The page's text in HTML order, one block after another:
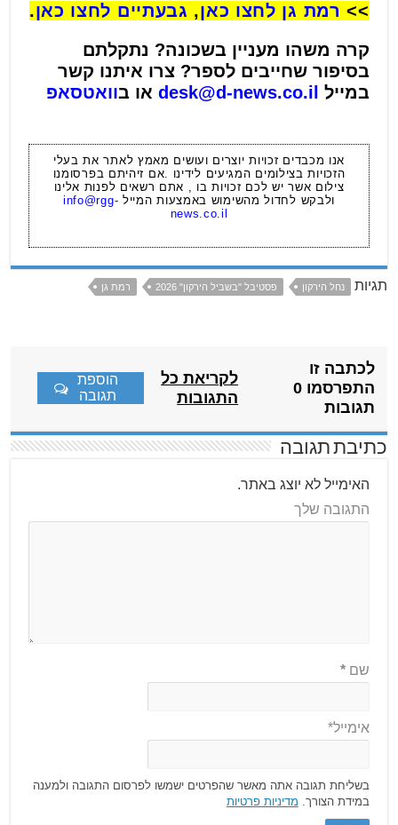
>> רמת גן לחצו כאן, גבעתיים לחצו כאן.
קרה משהו מעניין בשכונה? נתקלתם
בסיפור שחייבים לספר? צרו איתנו קשר
במייל desk@d-news.co.il או בוואטסאפ
אנו מכבדים זכויות יוצרים ועושים מאמץ לאתר את בעלי
הזכויות בצילומים המגיעים לידינו .אם זיהיתם בפרסומנו
צילום אשר יש לכם זכויות בו , אתם רשאים לפנות אלינו
ולבקש לחדול מהשימוש באמצעות המייל info@rgg-
news.co.il
תגיות נחל הירקון פסטיבל "בשביל הירקון" 2026 רמת גן
לכתבה זו
התפרסמו 0
תגובות
לקריאת כל
התגובות
הוספת
תגובה
כתיבת תגובה
האימייל לא יוצג באתר.
התגובה שלך
שם*
אימייל*
בשליחת תגובה אתה מאשר שהפרטים ישמשו לפרסום התגובה ולמענה
במידת הצורך. מדיניות פרטיות